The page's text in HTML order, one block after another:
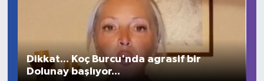
Dikkat... Koç Burcu'nda agrasif bir
Dolunay başlıyor...
MAGAZİN
YAŞAM
Süper Lig Puan Durumu ve Fikstür
Tüm Manşetler
Son Dakika Haberleri